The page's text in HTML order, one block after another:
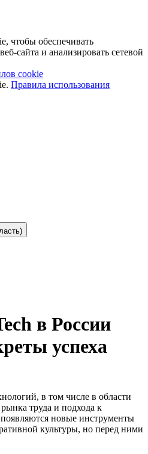
чтобы обеспечивать
сайта и анализировать сетевой
cookie
Правила использования
в России
успеха
в том числе в области
труда и подхода к
новые инструменты
культуры, но перед ними